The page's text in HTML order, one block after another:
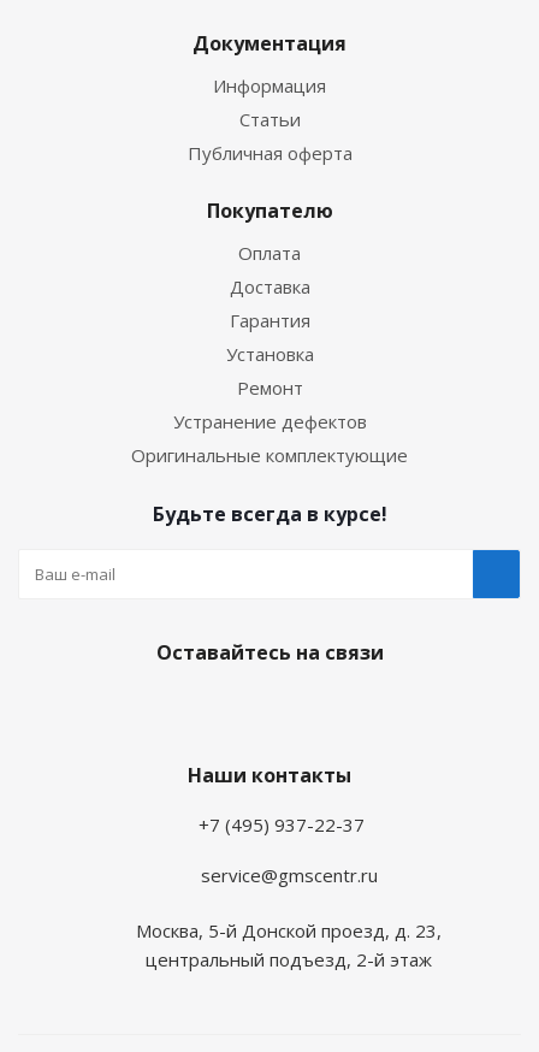
Документация
Информация
Статьи
Публичная оферта
Покупателю
Оплата
Доставка
Гарантия
Установка
Ремонт
Устранение дефектов
Оригинальные комплектующие
Будьте всегда в курсе!
Оставайтесь на связи
Наши контакты
+7 (495) 937-22-37
service@gmscentr.ru
Москва, 5-й Донской проезд, д. 23,
центральный подъезд, 2-й этаж